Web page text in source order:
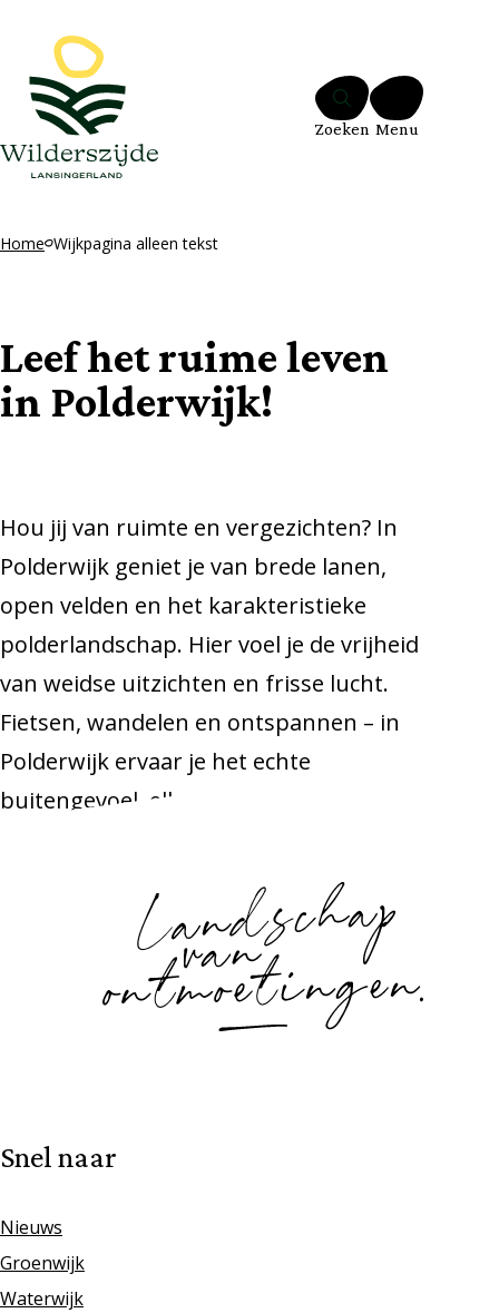
Ga naar de inhoud
Zoeken Menu
Home Wijkpagina alleen tekst
Leef het ruime leven
in Polderwijk!
Hou jij van ruimte en vergezichten? In
Polderwijk geniet je van brede lanen,
open velden en het karakteristieke
polderlandschap. Hier voel je de vrijheid
van weidse uitzichten en frisse lucht.
Fietsen, wandelen en ontspannen – in
Polderwijk ervaar je het echte
buitengevoel, elke dag opnieuw.
Snel naar
Nieuws
Groenwijk
Waterwijk